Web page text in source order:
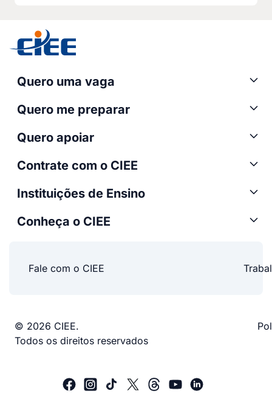
Quero uma vaga
Quero me preparar
Quero apoiar
Contrate com o CIEE
Instituições de Ensino
Conheça o CIEE
Fale com o CIEE
© 2026 CIEE.
Todos os direitos reservados